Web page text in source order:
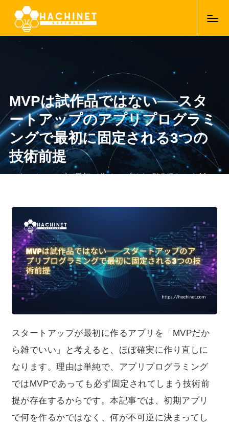
MVPは試作品ではない──スタ
ートアップのアプリプログラミ
ングで最初に固定される3つの
技術前提
スタートアップが最初に作るアプリを「MVPだから雑で
記事では、初期アプリで何を作るかではなく、何が不可
逆に決まってしまうのかを、実装レベルで整理します。
スタートアップが最初に作るアプリを「MVPだか
ら雑でいい」と考えると、ほぼ確実に作り直しに
なります。理由は単純で、アプリプログラミング
ではMVPであっても必ず固定されてしまう技術前
提が存在するからです。本記事では、初期アプリ
で何を作るかではなく、何が不可逆に決まってし